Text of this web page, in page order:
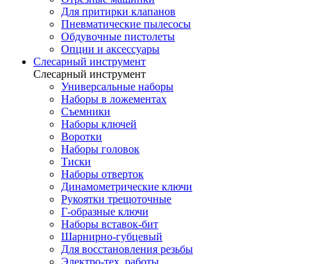
Для притирки клапанов
Пневматические пылесосы
Обдувочные пистолеты
Опции и аксессуары
Слесарный инструмент
Слесарный инструмент
Универсальные наборы
Наборы в ложементах
Съемники
Наборы ключей
Воротки
Наборы головок
Тиски
Наборы отверток
Динамометрические ключи
Рукоятки трещоточные
Г-образные ключи
Наборы вставок-бит
Шарнирно-губцевый
Для восстановления резьбы
Электро-тех. работы